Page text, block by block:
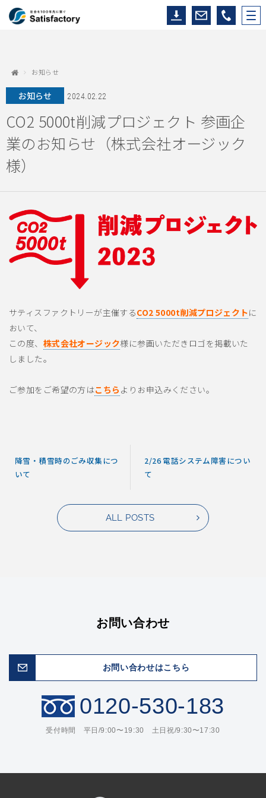
お知らせ
お知らせ 2024.02.22
CO2 5000t削減プロジェクト 参画企
業のお知らせ（株式会社オージック
様）
サティスファクトリーが主催するCO2 5000t削減プロジェクトに
おいて、
この度、 株式会社オージック様に参画いただきロゴを掲載いた
しました。
ご参加をご希望の方はこちら よりお申込みください。
降雪・積雪時のごみ収集につ
いて
2/26 電話システム障害につい
て
ALL POSTS
お問い合わせ
お問い合わせはこちら
0120-530-183
受付時間 平日/9:00〜19:30 土日祝/9:30〜17:30